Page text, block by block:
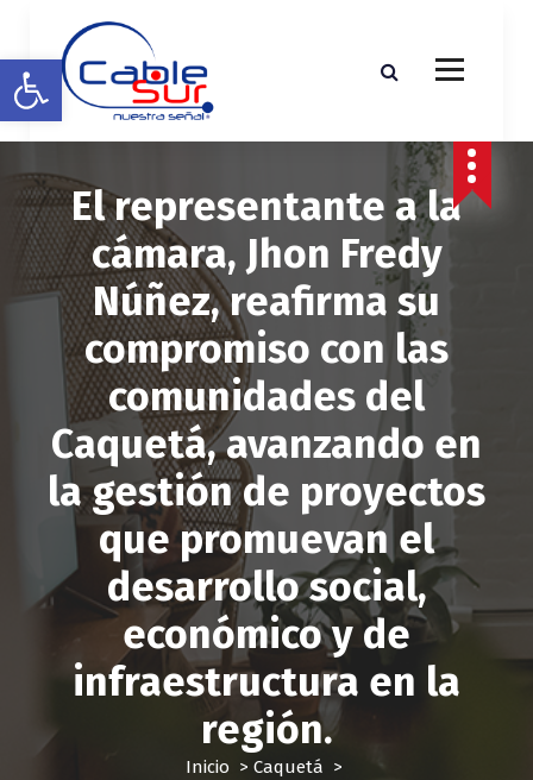
Abrir barra de herramientas
l
a
r
El representante a la
cámara, Jhon Fredy
Núñez, reafirma su
compromiso con las
comunidades del
Caquetá, avanzando en
la gestión de proyectos
que promuevan el
desarrollo social,
económico y de
infraestructura en la
región.
Inicio > Caquetá >